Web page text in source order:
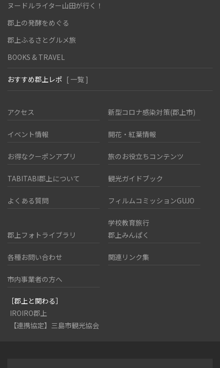
ヌードルライター山田が行く！
郡上の発酵をめぐる
郡上ふるさとグルメ旅
BOOKS & TRAVEL
おすすめ郡上レポ [ 一覧 ]
アクセス 新型コロナ感染対策(郡上市)
イベント情報 開花・紅葉情報
お得なクーポンアプリ 旅のお役立ちコンテンツ
TABITABI郡上について 観光ガイドブック
よくある質問 フィルムコミッションGUJO
郡上フォトライブラリ
学校教育旅行
郡上みんぱく
各種お問い合わせ 関連リンク集
市内事業者の方へ
［郡上と関わる］
IROIRO郡上
【連携協定】三島市観光協会